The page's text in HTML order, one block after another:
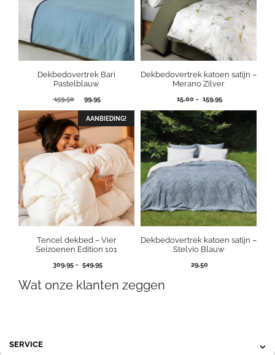
Dekbedovertrek Bari
Pastelblauw
159,50
Oorspronkelijke
was:
159,50.
99,95Huidige
is:
99,95.
Dekbedovertrek katoen satijn –
Merano Zilver
15,00 - 159,95Prijsklasse:
159,95
AANBIEDING!
Tencel dekbed – Vier
Seizoenen Edition 101
309,95 - 549,95Prijsklasse:
tot
Dekbedovertrek katoen satijn –
Stelvio Blauw
29,50
Wat onze klanten zeggen
SERVICE